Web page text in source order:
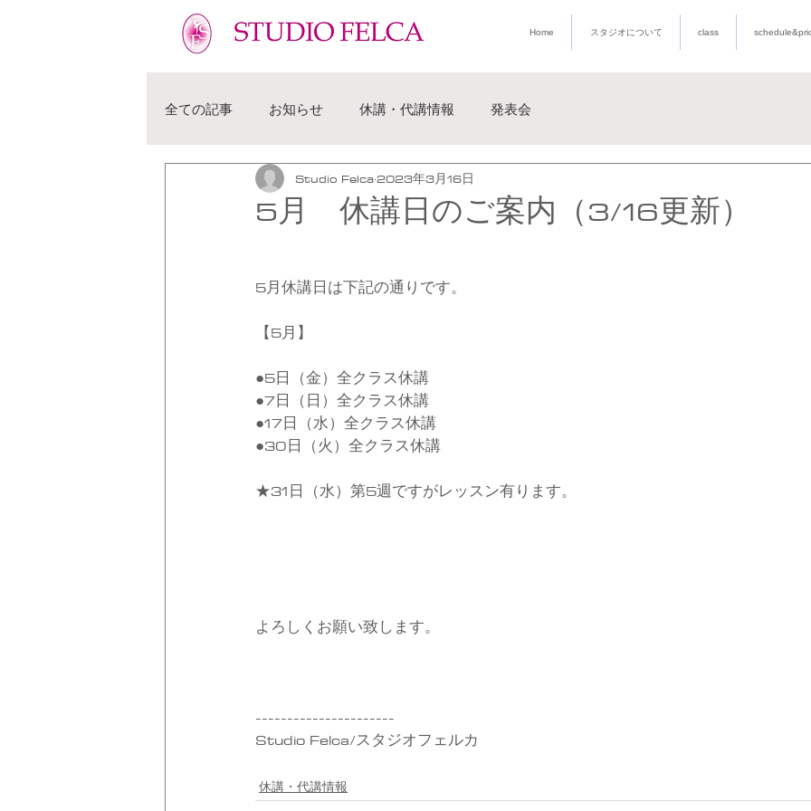
Home スタジオについて class
全ての記事 お知らせ 休講・代講情報 発表会
5月 休講日のご案内（3/16更新）
Studio Felca2023年3月16日
5月休講日は下記の通りです。
【5月】
●5日（金）全クラス休講
●7日（日）全クラス休講
●17日（水）全クラス休講
●30日（火）全クラス休講
★31日（水）第5週ですがレッスン有ります。
よろしくお願い致します。
----------------------
Studio Felca/スタジオフェルカ
休講・代講情報